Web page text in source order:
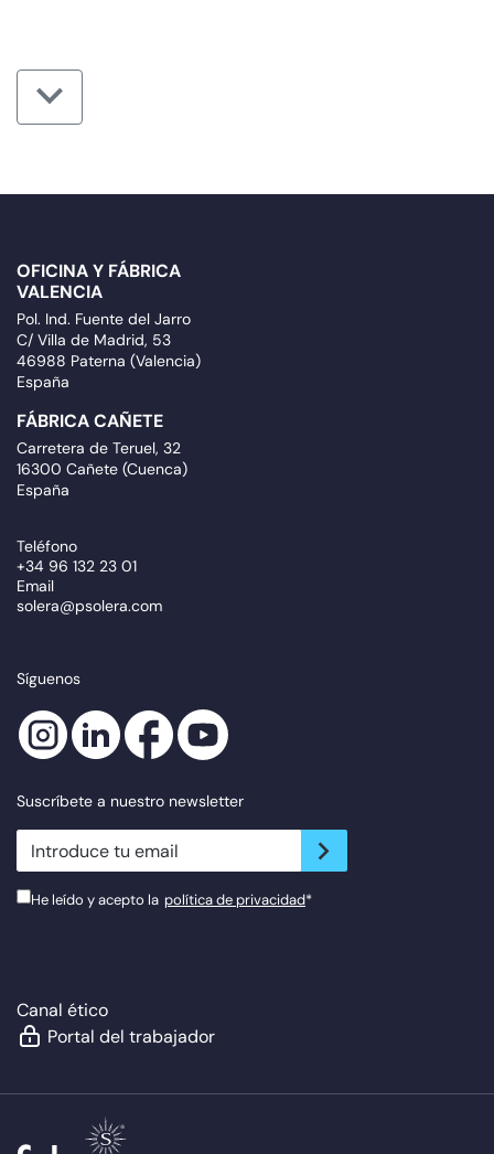
OFICINA Y FÁBRICA
VALENCIA
Pol. Ind. Fuente del Jarro
C/ Villa de Madrid, 53
46988 Paterna (Valencia)
España
FÁBRICA CAÑETE
Carretera de Teruel, 32
16300 Cañete (Cuenca)
España
Teléfono
+34 96 132 23 01
Email
solera@psolera.com
Síguenos
Suscríbete a nuestro newsletter
newsletter.suscribe
He leído y acepto la política de privacidad*
Canal ético
Portal del trabajador